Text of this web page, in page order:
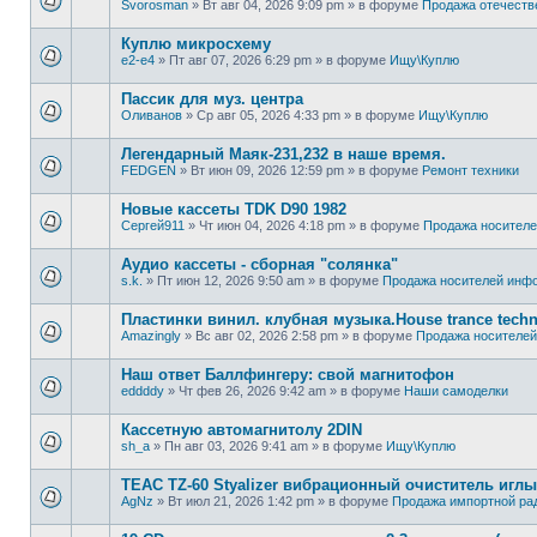
Svorosman » Вт авг 04, 2026 9:09 pm » в форуме Продажа
Куплю микросхему
e2-e4 » Пт авг 07, 2026 6:29 pm » в форуме Ищу\Куплю
Пассик для муз. центра
Оливанов » Ср авг 05, 2026 4:33 pm » в форуме Ищу\Куплю
Легендарный Маяк-231,232 в наше время.
FEDGEN » Вт июн 09, 2026 12:59 pm » в форуме Ремонт техники
Новые кассеты TDK D90 1982
Сергей911 » Чт июн 04, 2026 4:18 pm » в форуме Продажa
Аудио кассеты - сборная "солянка"
s.k. » Пт июн 12, 2026 9:50 am » в форуме Продажa носителей
Пластинки винил. клубная музыка.House trance
Amazingly » Вс авг 02, 2026 2:58 pm » в форуме Продажa
Наш ответ Баллфингеру: свой магнитофон
eddddy » Чт фев 26, 2026 9:42 am » в форуме Наши самоделки
Кассетную автомагнитолу 2DIN
sh_a » Пн авг 03, 2026 9:41 am » в форуме Ищу\Куплю
TEAC TZ-60 Styalizer вибрационный очиститель иглы
AgNz » Вт июл 21, 2026 1:42 pm » в форуме Продажа импортной